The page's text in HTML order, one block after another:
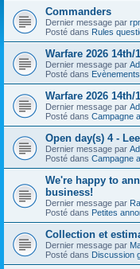
Commanders
Dernier message par
Posté dans Rules
Warfare 2026 14th/
Dernier message par
Posté dans
Warfare 2026 14th/
Dernier message par
Posté dans Campagne
Open day(s) 4 -
Dernier message par
Posté dans Campagne
We're happy to
business!
Dernier message par
Posté dans Petites
Collection et
Dernier message par
Posté dans Discussion